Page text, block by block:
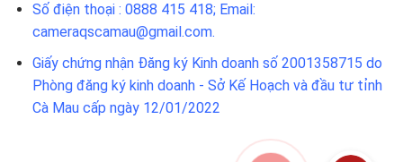
Số điện thoại : 0888 415 418; Email:
cameraqscamau@gmail.com.
Giấy chứng nhận Đăng ký Kinh doanh số 2001358715 do
Phòng đăng ký kinh doanh - Sở Kế Hoạch và đầu tư tỉnh
Cà Mau cấp ngày 12/01/2022